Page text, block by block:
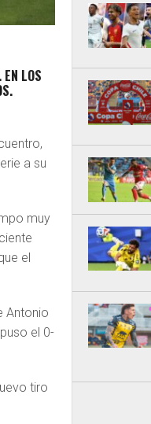
LOS
a su
muy
el
Antonio
el 0-
tiro